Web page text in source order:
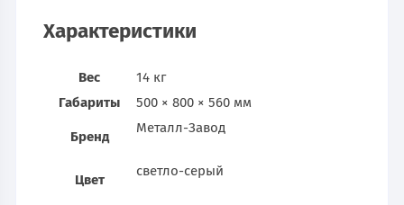
Характеристики
Вес
14 кг
Габариты
500 × 800 × 560 мм
Бренд
Металл-Завод
Цвет
светло-серый